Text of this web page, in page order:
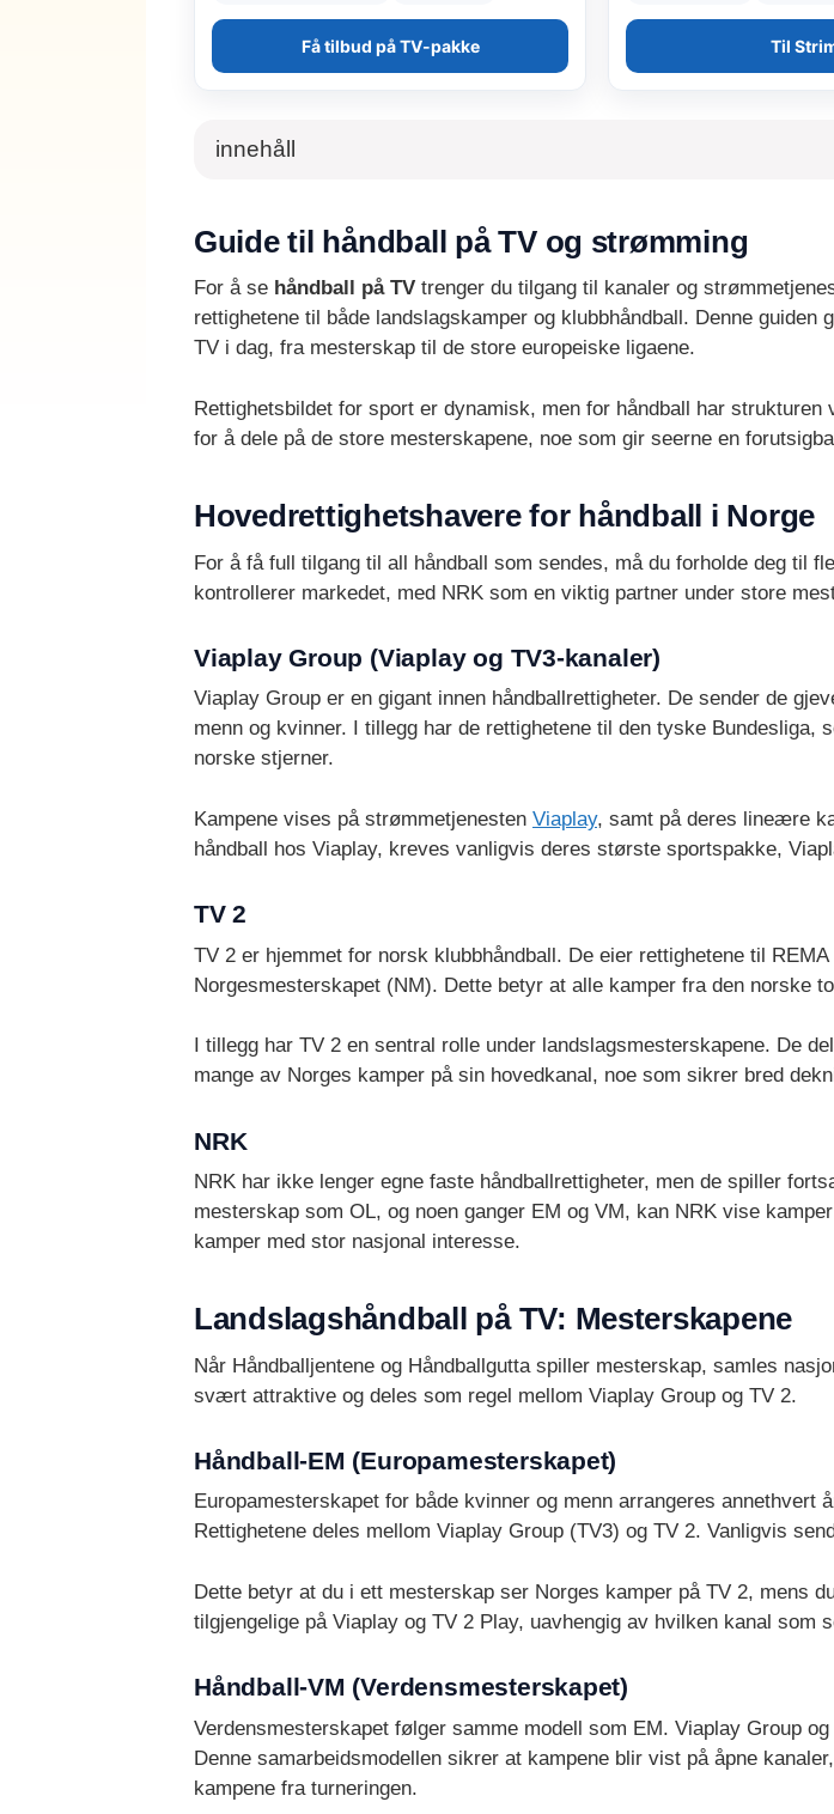
Få tilbud på TV-pakke Til
innehåll
Guide til håndball på TV og strømming
For å se håndball på TV trenger du tilgang til kanaler og
rettighetene til både landslagskamper og klubbhåndball. Denne
TV i dag, fra mesterskap til de store europeiske ligaene.
Rettighetsbildet for sport er dynamisk, men for håndball har
for å dele på de store mesterskapene, noe som gir seerne en
Hovedrettighetshavere for håndball i Norge
For å få full tilgang til all håndball som sendes, må du forholde deg til
kontrollerer markedet, med NRK som en viktig partner under store
Viaplay Group (Viaplay og TV3-kanaler)
Viaplay Group er en gigant innen håndballrettigheter. De sender de
menn og kvinner. I tillegg har de rettighetene til den tyske
norske stjerner.
Kampene vises på strømmetjenesten Viaplay, samt på deres lineære
håndball hos Viaplay, kreves vanligvis deres største sportspakke,
TV 2
TV 2 er hjemmet for norsk klubbhåndball. De eier rettighetene til
Norgesmesterskapet (NM). Dette betyr at alle kamper fra den norske
I tillegg har TV 2 en sentral rolle under landslagsmesterskapene. De
mange av Norges kamper på sin hovedkanal, noe som sikrer bred
NRK
NRK har ikke lenger egne faste håndballrettigheter, men de spiller
mesterskap som OL, og noen ganger EM og VM, kan NRK vise
kamper med stor nasjonal interesse.
Landslagshåndball på TV: Mesterskapene
Når Håndballjentene og Håndballgutta spiller mesterskap, samles
svært attraktive og deles som regel mellom Viaplay Group og TV 2.
Håndball-EM (Europamesterskapet)
Europamesterskapet for både kvinner og menn arrangeres
Rettighetene deles mellom Viaplay Group (TV3) og TV 2. Vanligvis
Dette betyr at du i ett mesterskap ser Norges kamper på TV 2, mens
tilgjengelige på Viaplay og TV 2 Play, uavhengig av hvilken kanal som
Håndball-VM (Verdensmesterskapet)
Verdensmesterskapet følger samme modell som EM. Viaplay Group
Denne samarbeidsmodellen sikrer at kampene blir vist på åpne
kampene fra turneringen.